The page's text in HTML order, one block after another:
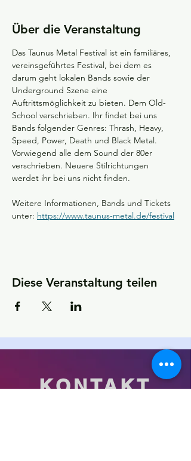
Über die Veranstaltung
Das Taunus Metal Festival ist ein familiäres,
vereinsgeführtes Festival, bei dem es
darum geht lokalen Bands sowie der
Underground Szene eine
Auftrittsmöglichkeit zu bieten. Dem Old-
School verschrieben. Ihr findet bei uns
Bands folgender Genres: Thrash, Heavy,
Speed, Power, Death und Black Metal.
Vorwiegend alle dem Sound der 80er
verschrieben. Neuere Stilrichtungen
werdet ihr bei uns nicht finden.
Weitere Informationen, Bands und Tickets
unter: https://www.taunus-metal.de/festival
Diese Veranstaltung teilen
KONTAKT